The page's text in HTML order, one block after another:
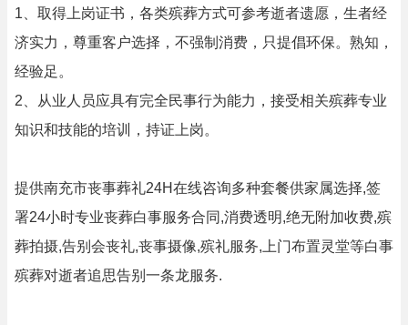
1、取得上岗证书，各类殡葬方式可参考逝者遗愿，生者经
济实力，尊重客户选择，不强制消费，只提倡环保。熟知，
经验足。
2、从业人员应具有完全民事行为能力，接受相关殡葬专业
知识和技能的培训，持证上岗。
提供南充市丧事葬礼24H在线咨询多种套餐供家属选择,签
署24小时专业丧葬白事服务合同,消费透明,绝无附加收费,殡
葬拍摄,告别会丧礼,丧事摄像,殡礼服务,上门布置灵堂等白事
殡葬对逝者追思告别一条龙服务.